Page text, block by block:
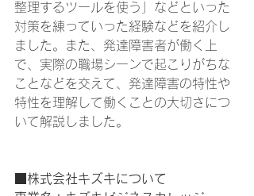
整理するツールを使う」などといった
対策を練っていった経験などを紹介し
ました。また、発達障害者が働く上
で、実際の職場シーンで起こりがちな
ことなどを交えて、発達障害の特性や
特性を理解して働くことの大切さにつ
いて解説しました。
■株式会社キズキについて